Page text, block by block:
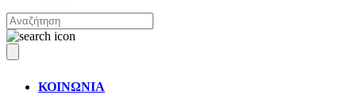
ΚΟΙΝΩΝΙΑ